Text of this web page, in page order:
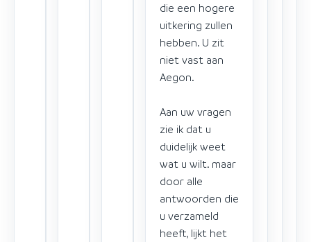
die een hogere
uitkering zullen
hebben. U zit
niet vast aan
Aegon.
Aan uw vragen
zie ik dat u
duidelijk weet
wat u wilt. maar
door alle
antwoorden die
u verzameld
heeft, lijkt het